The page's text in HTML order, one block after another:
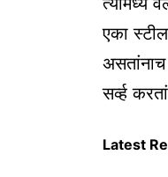
एका
असतांनाच
सर्व्ह
Latest